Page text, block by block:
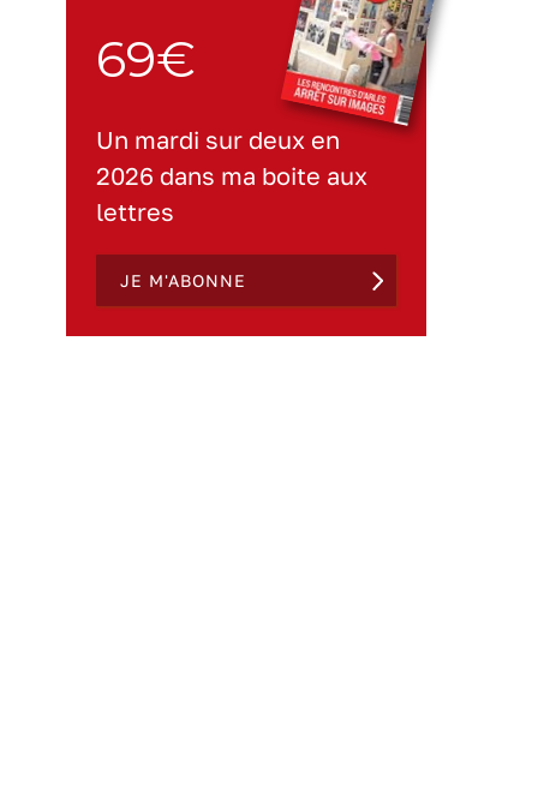
69€
Un mardi sur deux en
2026 dans ma boite aux
lettres
JE M'ABONNE